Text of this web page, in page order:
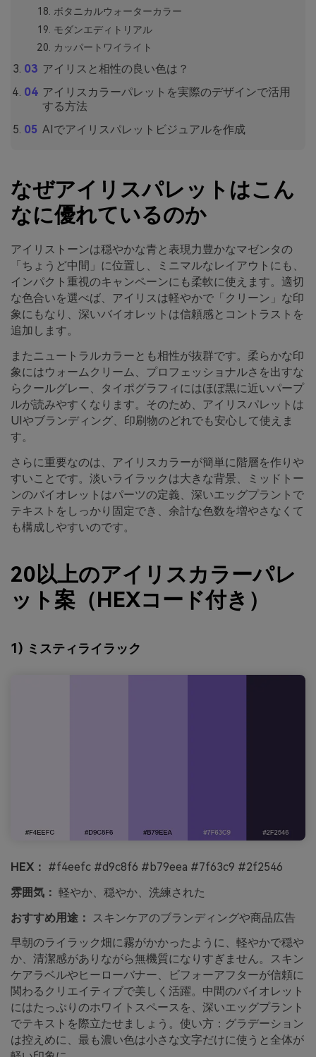
ボタニカルウォーターカラー
モダンエディトリアル
カッパートワイライト
アイリスと相性の良い色は？
アイリスカラーパレットを実際のデザインで活用
する方法
AIでアイリスパレットビジュアルを作成
なぜアイリスパレットはこん
なに優れているのか
アイリストーンは穏やかな青と表現力豊かなマゼンタの
「ちょうど中間」に位置し、ミニマルなレイアウトにも、
インパクト重視のキャンペーンにも柔軟に使えます。適切
な色合いを選べば、アイリスは軽やかで「クリーン」な印
象にもなり、深いバイオレットは信頼感とコントラストを
追加します。
またニュートラルカラーとも相性が抜群です。柔らかな印
象にはウォームクリーム、プロフェッショナルさを出すな
らクールグレー、タイポグラフィにはほぼ黒に近いパープ
ルが読みやすくなります。そのため、アイリスパレットは
UIやブランディング、印刷物のどれでも安心して使えま
す。
さらに重要なのは、アイリスカラーが簡単に階層を作りや
すいことです。淡いライラックは大きな背景、ミッドトー
ンのバイオレットはパーツの定義、深いエッグプラントで
テキストをしっかり固定でき、余計な色数を増やさなくて
も構成しやすいのです。
20以上のアイリスカラーパレ
ット案（HEXコード付き）
1) ミスティライラック
HEX： #f4eefc #d9c8f6 #b79eea #7f63c9 #2f2546
雰囲気： 軽やか、穏やか、洗練された
おすすめ用途：
スキンケアのブランディングや商品広告
早朝のライラック畑に霧がかかったように、軽やかで穏や
か、清潔感がありながら無機質になりすぎません。スキン
ケアラベルやヒーローバナー、ビフォーアフターが信頼に
関わるクリエイティブで美しく活躍。中間のバイオレット
にはたっぷりのホワイトスペースを、深いエッグプラント
でテキストを際立たせましょう。使い方：グラデーション
は控えめに、最も濃い色は小さな文字だけに使うと全体が